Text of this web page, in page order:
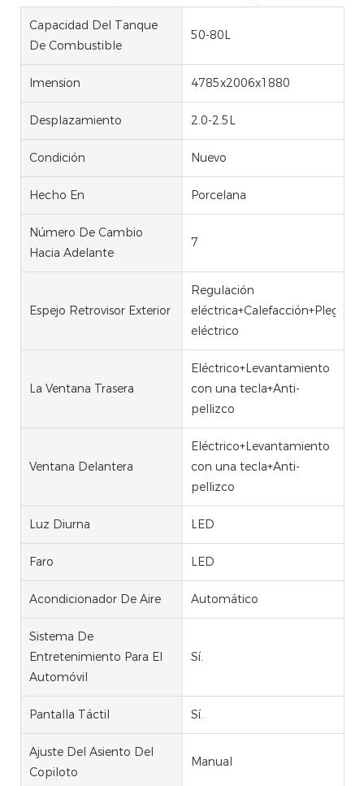
Capacidad Del Tanque
De Combustible
50-80L
Imension 4785x2006x1880
Desplazamiento 2.0-2.5L
Condición Nuevo
Hecho En Porcelana
Número De Cambio
Hacia Adelante
7
Espejo Retrovisor Exterior
Regulación
eléctrica+Calefacción+Plegado
eléctrico
La Ventana Trasera
Eléctrico+Levantamiento
con una tecla+Anti-
pellizco
Ventana Delantera
Eléctrico+Levantamiento
con una tecla+Anti-
pellizco
Luz Diurna LED
Faro LED
Acondicionador De Aire Automático
Sistema De
Entretenimiento Para El
Automóvil
Sí.
Pantalla Táctil Sí.
Ajuste Del Asiento Del
Copiloto
Manual